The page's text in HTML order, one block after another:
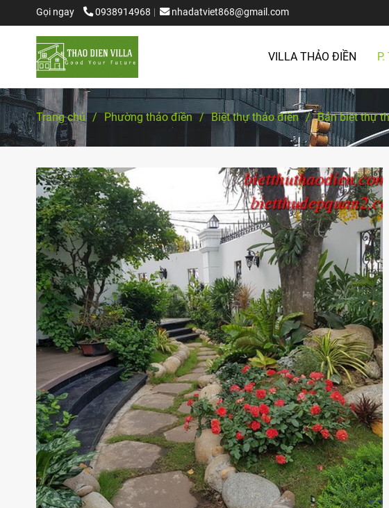
Gọi ngay 0938914968 nhadatviet868@gmail.com
VILLA THẢO ĐIỀN
Trang chủ / Phường thảo điền / Biệt thự thảo điền / Bán biệt thự